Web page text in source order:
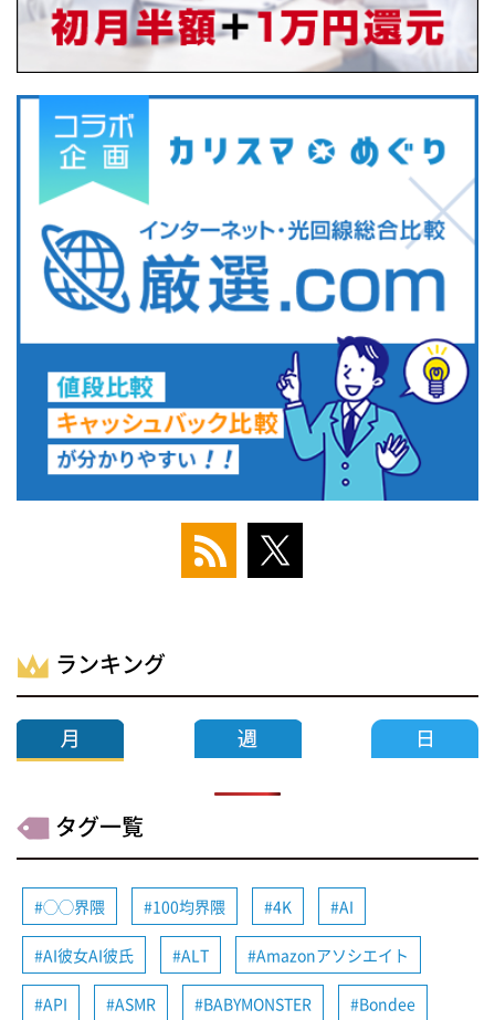
ランキング
タグ一覧
◯◯界隈 100均界隈 4K AI
AI彼女AI彼氏 ALT Amazonアソシエイト
API ASMR BABYMONSTER Bondee